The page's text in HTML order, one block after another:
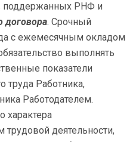
поддержанных РНФ и
договора. Срочный
с ежемесячным окладом
выполнять
показатели
труда Работника,
Работодателем.
характера
трудовой деятельности,